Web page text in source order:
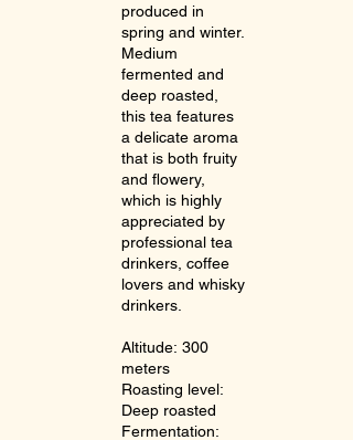
produced in
spring and winter.
Medium
fermented and
deep roasted,
this tea features
a delicate aroma
that is both fruity
and flowery,
which is highly
appreciated by
professional tea
drinkers, coffee
lovers and whisky
drinkers.
Altitude: 300
meters
Roasting level:
Deep roasted
Fermentation: